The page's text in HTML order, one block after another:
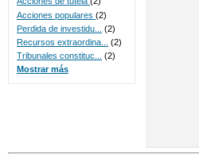
Acciones populares (2)
Perdida de investidu...
(2)
Recursos extraordina...
(2)
Tribunales constituc...
(2)
Mostrar más